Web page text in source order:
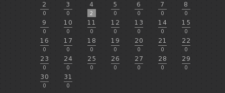
2
0
3
0
4
2
5
0
6
0
7
0
8
0
9
0
10
0
11
0
12
0
13
0
14
0
15
0
16
0
17
0
18
0
19
0
20
0
21
0
22
0
23
0
24
0
25
0
26
0
27
0
28
0
29
0
30
0
31
0